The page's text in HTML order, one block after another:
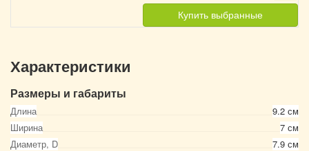
Купить выбранные
Характеристики
Размеры и габариты
Длина
9.2 см
Ширина
7 см
Диаметр, D
7.9 см